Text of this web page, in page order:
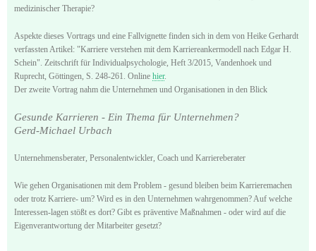
medizinischer Therapie?
Aspekte dieses Vortrags und eine Fallvignette finden sich in dem von Heike Gerhardt
verfassten Artikel: "Karriere verstehen mit dem Karriereankermodell nach Edgar H.
Schein". Zeitschrift für Individualpsychologie, Heft 3/2015, Vandenhoek und
Ruprecht, Göttingen, S. 248-261. Online hier.
Der zweite Vortrag nahm die Unternehmen und Organisationen in den Blick
Gesunde Karrieren - Ein Thema für Unternehmen?
Gerd-Michael Urbach
Unternehmensberater, Personalentwickler, Coach und Karriereberater
Wie gehen Organisationen mit dem Problem - gesund bleiben beim Karrieremachen
oder trotz Karriere- um? Wird es in den Unternehmen wahrgenommen? Auf welche
Interessen-lagen stößt es dort? Gibt es präventive Maßnahmen - oder wird auf die
Eigenverantwortung der Mitarbeiter gesetzt?